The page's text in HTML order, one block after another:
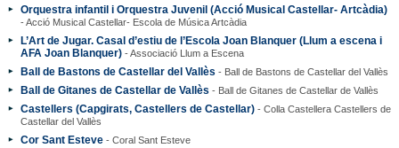
Orquestra infantil i Orquestra Juvenil (Acció Musical Castellar- Artcàdia)
- Acció Musical Castellar- Escola de Música Artcàdia
L’Art de Jugar. Casal d’estiu de l’Escola Joan Blanquer (Llum a escena i
AFA Joan Blanquer)- Associació Llum a Escena
Ball de Bastons de Castellar del Vallès - Ball de Bastons de Castellar del Vallès
Ball de Gitanes de Castellar de Vallès - Ball de Gitanes de Castellar de Vallès
Castellers (Capgirats, Castellers de Castellar)- Colla Castellera Castellers de
Castellar del Vallès
Cor Sant Esteve- Coral Sant Esteve